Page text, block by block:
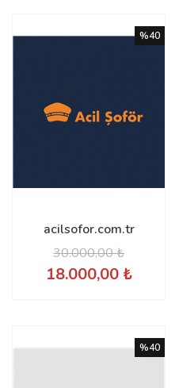
acilsofor.com.tr
30.000,00 ₺
18.000,00 ₺
%40
%40